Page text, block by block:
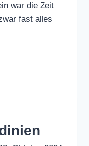
war die Zeit
fast alles